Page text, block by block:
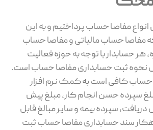
انواع مفاصا حساب پرداختیم و به این
مفاصا حساب مالیاتی و مفاصا حساب
حسابدار با توجه به حوزه فعالیت
نحوه ثبت حسابداری مفاصا حساب است.
حساب کافی است به کمک نرم افزار
سپرده حسن انجام کار، مبلغ پیش
سپرده بیمه و سایر مبالغ قابل
سند حسابداری مفاصا حساب ثبت